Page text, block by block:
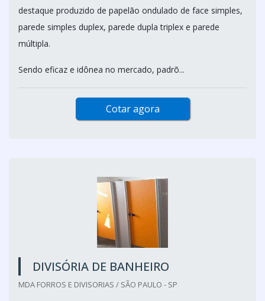
destaque produzido de papelão ondulado de face simples,
parede simples duplex, parede dupla triplex e parede
múltipla.
Sendo eficaz e idônea no mercado, padrõ...
Cotar agora
DIVISÓRIA DE BANHEIRO
MDA FORROS E DIVISORIAS / SÃO PAULO - SP